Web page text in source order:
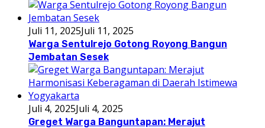
Juli 11, 2025Juli 11, 2025
Warga Sentulrejo Gotong Royong Bangun
Jembatan Sesek
Juli 4, 2025Juli 4, 2025
Greget Warga Banguntapan: Merajut